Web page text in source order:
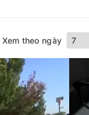
Xem theo ngày